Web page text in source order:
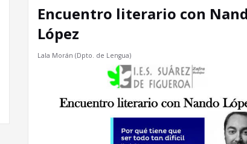
Encuentro literario con
López
Lala Morán (Dpto. de Lengua)